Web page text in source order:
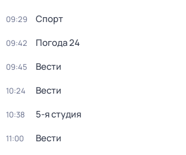
09:29 Спорт
09:42 Погода 24
09:45 Вести
10:24 Вести
10:38 5-я студия
11:00 Вести